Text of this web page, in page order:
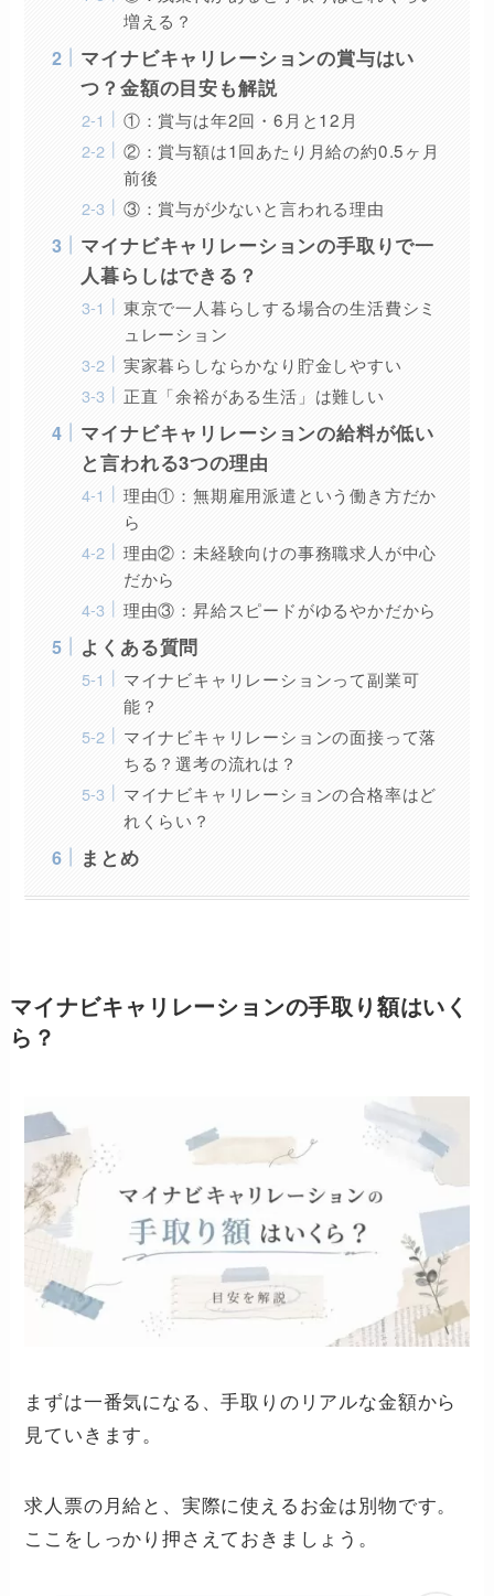
増える？
マイナビキャリレーションの賞与はい
つ？金額の目安も解説
①：賞与は年2回・6月と12月
②：賞与額は1回あたり月給の約0.5ヶ月
前後
③：賞与が少ないと言われる理由
マイナビキャリレーションの手取りで一
人暮らしはできる？
東京で一人暮らしする場合の生活費シミ
ュレーション
実家暮らしならかなり貯金しやすい
正直「余裕がある生活」は難しい
マイナビキャリレーションの給料が低い
と言われる3つの理由
理由①：無期雇用派遣という働き方だか
ら
理由②：未経験向けの事務職求人が中心
だから
理由③：昇給スピードがゆるやかだから
よくある質問
マイナビキャリレーションって副業可
能？
マイナビキャリレーションの面接って落
ちる？選考の流れは？
マイナビキャリレーションの合格率はど
れくらい？
まとめ
マイナビキャリレーションの手取り額はいく
ら？
まずは一番気になる、手取りのリアルな金額から
見ていきます。
求人票の月給と、実際に使えるお金は別物です。
ここをしっかり押さえておきましょう。